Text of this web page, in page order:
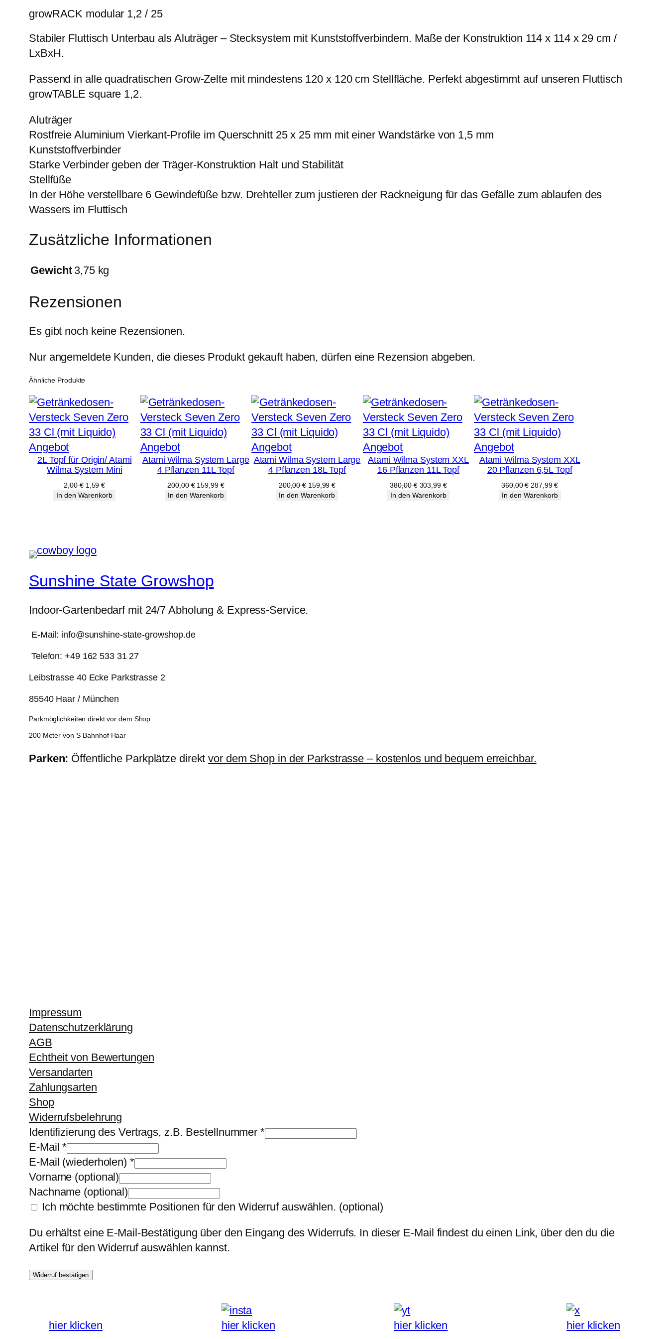
a
:
,
0
€
,
9
A
m
l
r
.
growRACK modular 1,2 / 25
Stabiler Fluttisch Unterbau als Aluträger – Stecksystem mit Kunststoffverbindern. Maße der Konstruktion 114 x 114 x 29 cm /
LxBxH.
Passend in alle quadratischen Grow-Zelte mit mindestens 120 x 120 cm Stellfläche. Perfekt abgestimmt auf unseren Fluttisch
growTABLE square 1,2.
Aluträger
Rostfreie Aluminium Vierkant-Profile im Querschnitt 25 x 25 mm mit einer Wandstärke von 1,5 mm
Kunststoffverbinder
Starke Verbinder geben der Träger-Konstruktion Halt und Stabilität
Stellfüße
In der Höhe verstellbare 6 Gewindefüße bzw. Drehteller zum justieren der Rackneigung für das Gefälle zum ablaufen des
Wassers im Fluttisch
Zusätzliche Informationen
Gewicht 3,75 kg
Rezensionen
Es gibt noch keine Rezensionen.
Nur angemeldete Kunden, die dieses Produkt gekauft haben, dürfen eine Rezension abgeben.
Ähnliche Produkte
AngebotProdukt
im
Angebot
2L Topf für Origin/ Atami
Wilma System Mini
2,00€ Ursprünglicher
Preis
1,59€Aktueller
Preis
In den Warenkorb
AngebotProdukt
im
Angebot
Atami Wilma System Large
4 Pflanzen 11L Topf
200,00€ Ursprünglicher
Preis
159,99 €Aktueller
Preis
In den Warenkorb
AngebotProdukt
im
Angebot
Atami Wilma System Large
4 Pflanzen 18L Topf
200,00€ Ursprünglicher
Preis
159,99€Aktueller
In den Warenkorb
AngebotProdukt
im
Angebot
Atami Wilma System XXL
16 Pflanzen 11L Topf
380,00€ Ursprünglicher
Preis
303,99 €Aktueller
Preis
In den Warenkorb
AngebotProdukt
im
Angebot
Atami Wilma System XXL
20 Pflanzen 6,5L Topf
360,00€ Ursprünglicher
Preis
287,99€Aktueller
Preis
In den Warenkorb
Sunshine State Growshop
Indoor-Gartenbedarf mit 24/7 Abholung & Express-Service.
E-Mail: info@sunshine-state-growshop.de
Telefon: +49 162 533 31 27
Leibstrasse 40 Ecke Parkstrasse 2
85540 Haar / München
Parkmöglichkeiten direkt vor dem Shop
200 Meter von S-Bahnhof Haar
Parken: Öffentliche Parkplätze direktvor dem Shop in der Parkstrasse – kostenlos und bequem erreichbar.
Impressum
Datenschutzerklärung
AGB
Echtheit von Bewertungen
Versandarten
Zahlungsarten
Shop
Widerrufsbelehrung
Identifizierung des Vertrags, z.B. Bestellnummer*
E-Mail*
E-Mail (wiederholen) *
Vorname (optional)
Nachname (optional)
Ich möchte bestimmte Positionen für den Widerruf auswählen. (optional)
Du erhältst eine E-Mail-Bestätigung über den Eingang des Widerrufs. In dieser E-Mail findest du einen Link, über den du die
Artikel für den Widerruf auswählen kannst.
Widerruf bestätigen
hier klicken hier klicken hier klicken hier klicken